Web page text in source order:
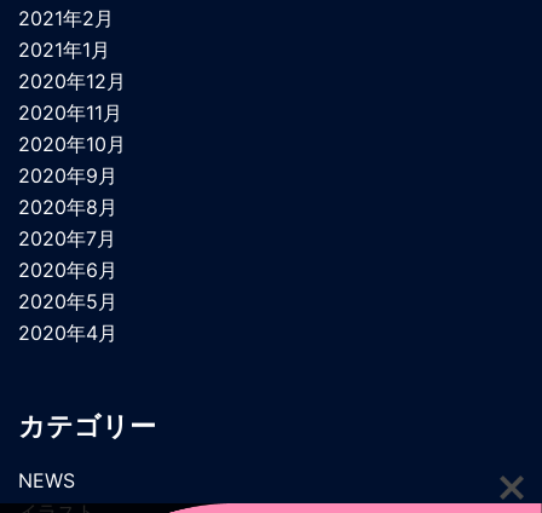
2021年2月
2021年1月
2020年12月
2020年11月
2020年10月
2020年9月
2020年8月
2020年7月
2020年6月
2020年5月
2020年4月
カテゴリー
NEWS